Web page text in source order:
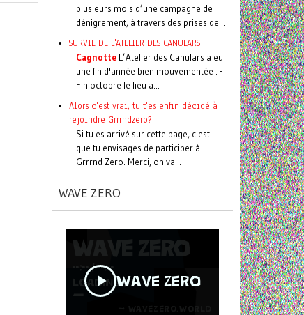
plusieurs mois d’une campagne de
dénigrement, à travers des prises de...
SURVIE DE L'ATELIER DES CANULARS
Cagnotte L’Atelier des Canulars a eu
une fin d'année bien mouvementée : -
Fin octobre le lieu a...
Alors c'est vrai, tu t'es enfin décidé à
rejoindre Grrrndzero?
Si tu es arrivé sur cette page, c'est
que tu envisages de participer à
Grrrnd Zero. Merci, on va...
WAVE ZERO